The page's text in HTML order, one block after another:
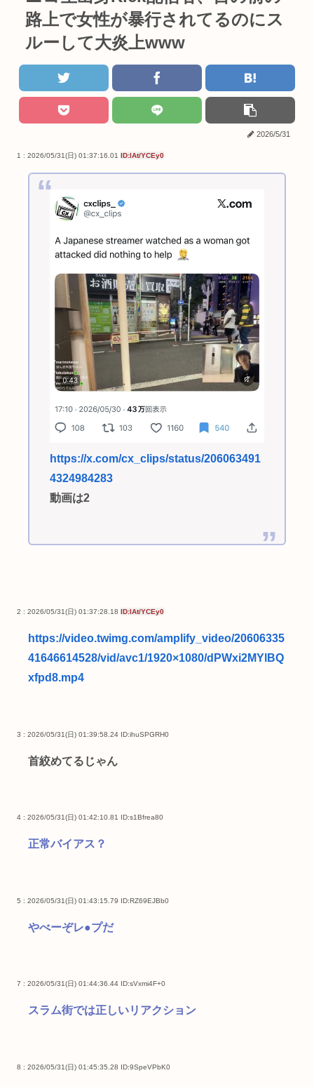
路上で女性が暴行されてるのにス
ルーして大炎上www
2026/5/31
1 : 2026/05/31(日) 01:37:16.01 ID:lAt/YCEy0
https://x.com/cx_clips/status/206063491
4324984283
動画は2
2 : 2026/05/31(日) 01:37:28.18 ID:lAt/YCEy0
https://video.twimg.com/amplify_video/20606335
41646614528/vid/avc1/1920×1080/dPWxi2MYlBQ
xfpd8.mp4
3 : 2026/05/31(日) 01:39:58.24 ID:ihuSPGRH0
首絞めてるじゃん
4 : 2026/05/31(日) 01:42:10.81 ID:s1Bfrea80
正常バイアス？
5 : 2026/05/31(日) 01:43:15.79 ID:RZ69EJBb0
やべーぞレ●プだ
7 : 2026/05/31(日) 01:44:36.44 ID:sVxmi4F+0
スラム街では正しいリアクション
8 : 2026/05/31(日) 01:45:35.28 ID:9SpeVPbK0